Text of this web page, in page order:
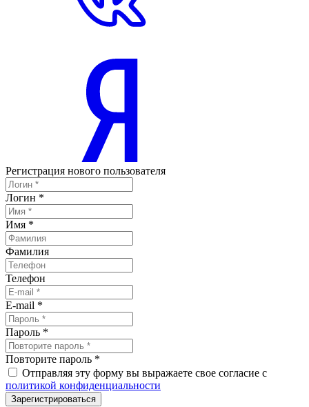
Регистрация нового пользователя
Логин *
Имя *
Фамилия
Телефон
E-mail *
Пароль *
Повторите пароль *
Отправляя эту форму вы выражаете свое согласие с
политикой конфиденциальности
Зарегистрироваться